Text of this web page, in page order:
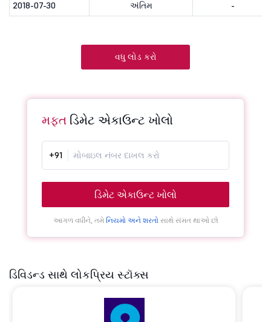
2018-07-30
અંતિમ -
વધુ લોડ કરો
મફત ડિમેટ એકાઉન્ટ ખોલો
+91
ડિમેટ એકાઉન્ટ ખોલો
આગળ વધીને, તમે નિયમો અને શરતોસાથે સંમત થાઓ છો
ડિવિડન્ડ સાથે લોકપ્રિય સ્ટૉક્સ